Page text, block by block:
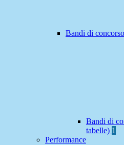
Bandi di concorso
Bandi di
tabelle) 1
Performance